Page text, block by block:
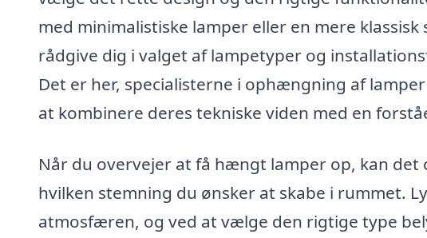
med minimalistiske lamper eller en mere
rådgive dig i valget af lampetyper og
Det er her, specialisterne i ophængning af
at kombinere deres tekniske viden med en
Når du overvejer at få hængt lamper op, kan
hvilken stemning du ønsker at skabe i rummet.
atmosfæren, og ved at vælge den rigtige type